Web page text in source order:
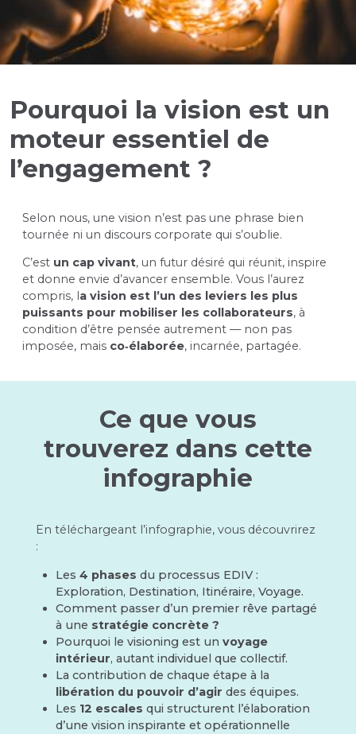
Pourquoi la vision est un
moteur essentiel de
l’engagement ?
Selon nous, une vision n’est pas une phrase bien
tournée ni un discours corporate qui s’oublie.
C’est un cap vivant, un futur désiré qui réunit, inspire
et donne envie d’avancer ensemble. Vous l’aurez
compris, la vision est l’un des leviers les plus
puissants pour mobiliser les collaborateurs, à
condition d’être pensée autrement — non pas
imposée, mais co‑élaborée, incarnée, partagée.
Ce que vous
trouverez dans cette
infographie
En téléchargeant l’infographie, vous découvrirez
:
Les 4 phases du processus EDIV :
Exploration, Destination, Itinéraire, Voyage.
Comment passer d’un premier rêve partagé
à une stratégie concrète ?
Pourquoi le visioning est un voyage
intérieur, autant individuel que collectif.
La contribution de chaque étape à la
libération du pouvoir d’agir des équipes.
Les 12 escales qui structurent l’élaboration
d’une vision inspirante et opérationnelle